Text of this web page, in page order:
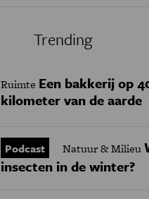
Trending
Ruimte Een bakkerij op
kilometer van de aarde
Podcast Natuur & Milieu
insecten in de winter?